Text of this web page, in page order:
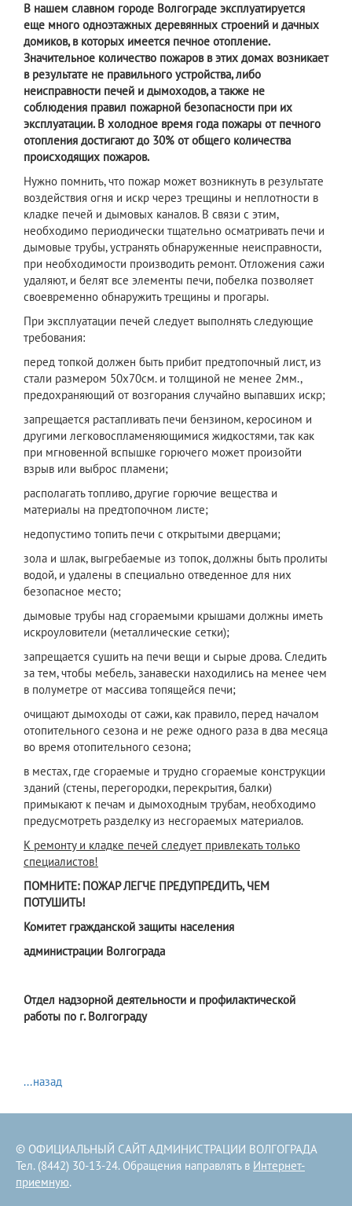
В нашем славном городе Волгограде эксплуатируется
еще много одноэтажных деревянных строений и дачных
домиков, в которых имеется печное отопление.
Значительное количество пожаров в этих домах возникает
в результате не правильного устройства, либо
неисправности печей и дымоходов, а также не
соблюдения правил пожарной безопасности при их
эксплуатации. В холодное время года пожары от печного
отопления достигают до 30% от общего количества
происходящих пожаров.
Нужно помнить, что пожар может возникнуть в результате
воздействия огня и искр через трещины и неплотности в
кладке печей и дымовых каналов. В связи с этим,
необходимо периодически тщательно осматривать печи и
дымовые трубы, устранять обнаруженные неисправности,
при необходимости производить ремонт. Отложения сажи
удаляют, и белят все элементы печи, побелка позволяет
своевременно обнаружить трещины и прогары.
При эксплуатации печей следует выполнять следующие
требования:
перед топкой должен быть прибит предтопочный лист, из
стали размером 50х70см. и толщиной не менее 2мм.,
предохраняющий от возгорания случайно выпавших искр;
запрещается растапливать печи бензином, керосином и
другими легковоспламеняющимися жидкостями, так как
при мгновенной вспышке горючего может произойти
взрыв или выброс пламени;
располагать топливо, другие горючие вещества и
материалы на предтопочном листе;
недопустимо топить печи с открытыми дверцами;
зола и шлак, выгребаемые из топок, должны быть пролиты
водой, и удалены в специально отведенное для них
безопасное место;
дымовые трубы над сгораемыми крышами должны иметь
искроуловители (металлические сетки);
запрещается сушить на печи вещи и сырые дрова. Следить
за тем, чтобы мебель, занавески находились на менее чем
в полуметре от массива топящейся печи;
очищают дымоходы от сажи, как правило, перед началом
отопительного сезона и не реже одного раза в два месяца
во время отопительного сезона;
в местах, где сгораемые и трудно сгораемые конструкции
зданий (стены, перегородки, перекрытия, балки)
примыкают к печам и дымоходным трубам, необходимо
предусмотреть разделку из несгораемых материалов.
К ремонту и кладке печей следует привлекать только
специалистов!
ПОМНИТЕ: ПОЖАР ЛЕГЧЕ ПРЕДУПРЕДИТЬ, ЧЕМ
ПОТУШИТЬ!
Комитет гражданской защиты населения
администрации Волгограда
Отдел надзорной деятельности и профилактической
работы по г. Волгограду
...назад
© ОФИЦИАЛЬНЫЙ САЙТ АДМИНИСТРАЦИИ ВОЛГОГРАДА
Тел. (8442) 30-13-24. Обращения направлять в Интернет-
приемную.